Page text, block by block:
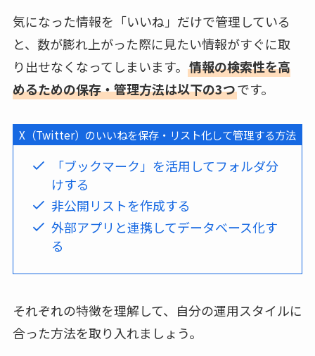
気になった情報を「いいね」だけで管理している
と、数が膨れ上がった際に見たい情報がすぐに取
り出せなくなってしまいます。 情報の検索性を高
めるための保存・管理方法は以下の3つです。
X（Twitter）のいいねを保存・リスト化して管理する方法
「ブックマーク」を活用してフォルダ分
けする
非公開リストを作成する
外部アプリと連携してデータベース化す
る
それぞれの特徴を理解して、自分の運用スタイルに
合った方法を取り入れましょう。